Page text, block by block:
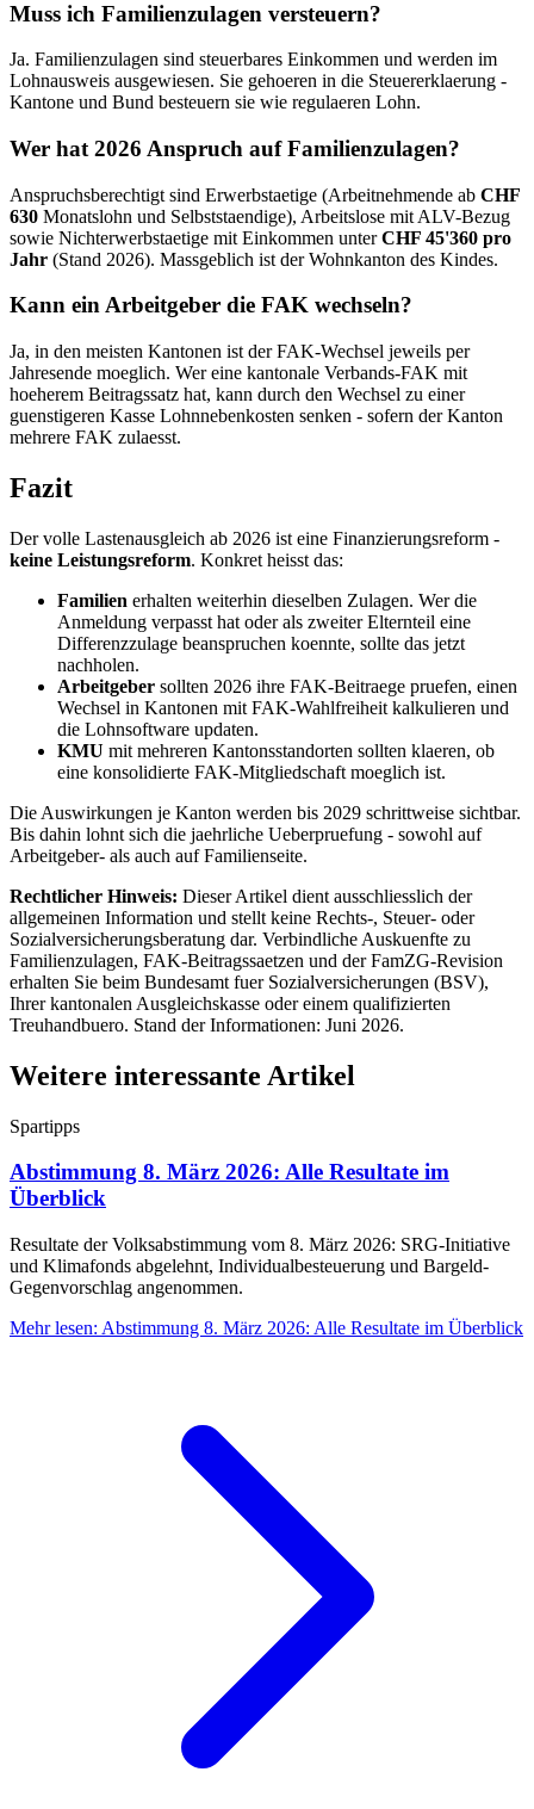
Muss ich Familienzulagen versteuern?
Ja. Familienzulagen sind steuerbares Einkommen und werden im
Lohnausweis ausgewiesen. Sie gehoeren in die Steuererklaerung -
Kantone und Bund besteuern sie wie regulaeren Lohn.
Wer hat 2026 Anspruch auf Familienzulagen?
Anspruchsberechtigt sind Erwerbstaetige (Arbeitnehmende ab CHF
630 Monatslohn und Selbststaendige), Arbeitslose mit ALV-Bezug
sowie Nichterwerbstaetige mit Einkommen unterCHF 45'360 pro
Jahr (Stand 2026). Massgeblich ist der Wohnkanton des Kindes.
Kann ein Arbeitgeber die FAK wechseln?
Ja, in den meisten Kantonen ist der FAK-Wechsel jeweils per
Jahresende moeglich. Wer eine kantonale Verbands-FAK mit
hoeherem Beitragssatz hat, kann durch den Wechsel zu einer
guenstigeren Kasse Lohnnebenkosten senken - sofern der Kanton
mehrere FAK zulaesst.
Fazit
Der volle Lastenausgleich ab 2026 ist eine Finanzierungsreform -
keine Leistungsreform. Konkret heisst das:
Familien erhalten weiterhin dieselben Zulagen. Wer die
Anmeldung verpasst hat oder als zweiter Elternteil eine
Differenzzulage beanspruchen koennte, sollte das jetzt
nachholen.
Arbeitgeber sollten 2026 ihre FAK-Beitraege pruefen, einen
Wechsel in Kantonen mit FAK-Wahlfreiheit kalkulieren und
die Lohnsoftware updaten.
KMU mit mehreren Kantonsstandorten sollten klaeren, ob
eine konsolidierte FAK-Mitgliedschaft moeglich ist.
Die Auswirkungen je Kanton werden bis 2029 schrittweise sichtbar.
Bis dahin lohnt sich die jaehrliche Ueberpruefung - sowohl auf
Arbeitgeber- als auch auf Familienseite.
Rechtlicher Hinweis: Dieser Artikel dient ausschliesslich der
allgemeinen Information und stellt keine Rechts-, Steuer- oder
Sozialversicherungsberatung dar. Verbindliche Auskuenfte zu
Familienzulagen, FAK-Beitragssaetzen und der FamZG-Revision
erhalten Sie beim Bundesamt fuer Sozialversicherungen (BSV),
Ihrer kantonalen Ausgleichskasse oder einem qualifizierten
Treuhandbuero. Stand der Informationen: Juni 2026.
Weitere interessante Artikel
Spartipps
Abstimmung 8. März 2026: Alle Resultate im
Überblick
Resultate der Volksabstimmung vom 8. März 2026: SRG-Initiative
und Klimafonds abgelehnt, Individualbesteuerung und Bargeld-
Gegenvorschlag angenommen.
Mehr lesen: Abstimmung 8. März 2026: Alle Resultate im Überblick